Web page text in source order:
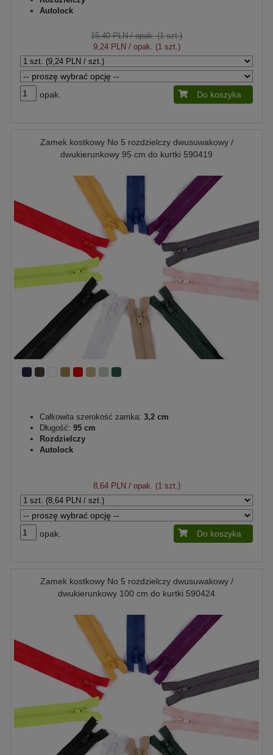
Autolock
15,40 PLN/ opak. (1 szt.)
9,24 PLN/ opak. (1 szt.)
opak. Do koszyka
Zamek kostkowy No 5 rozdzielczy dwusuwakowy /
dwukierunkowy 95 cm do kurtki 590419
Całkowita szerokość zamka: 3,2 cm
Długość: 95 cm
Rozdzielczy
Autolock
8,64 PLN / opak. (1 szt.)
opak. Do koszyka
Zamek kostkowy No 5 rozdzielczy dwusuwakowy /
dwukierunkowy 100 cm do kurtki 590424